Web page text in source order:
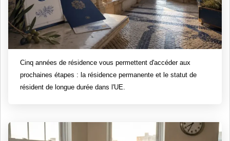
Cinq années de résidence vous permettent d'accéder aux
prochaines étapes : la résidence permanente et le statut de
résident de longue durée dans l'UE.